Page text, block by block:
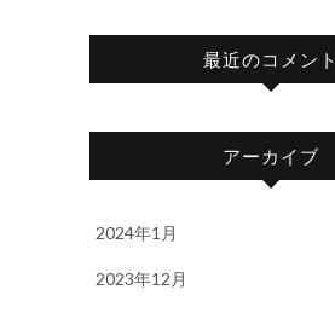
最近のコメント
アーカイブ
2024年1月
2023年12月